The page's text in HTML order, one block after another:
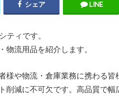
シェア LINE
ティです。
物流用品を紹介します。
様や物流・倉庫業務に携わる
削減に不可欠です。高品質で